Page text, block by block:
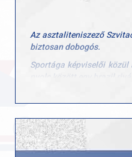
Az asztaliteniszező
biztosan dobogós.
Sportága képviselői
nyolc között egy brazil
hogy a végén, 11–12-nél
Az elődöntőt (12.00) és a
A 34 éves Szvitacs Alexa
Extraliga-bronzérmes